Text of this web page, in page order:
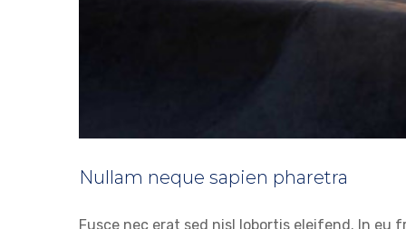
Nullam neque sapien pharetra
Fusce nec erat sed nisl lobortis eleifend. In eu
Aliquam